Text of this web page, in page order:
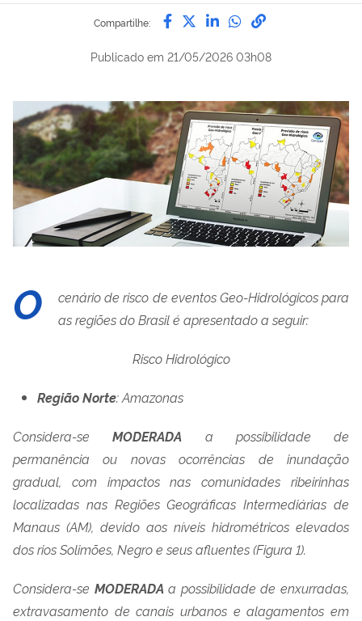
Compartilhe: Compartilhe por Facebook
Compartilhe por Twitter
Compartilhe por
Compartilhe
link para
Publicado em 21/05/2026 03h08
O
cenário de risco de eventos Geo-Hidrológicos para
as regiões do Brasil é apresentado a seguir:
Risco Hidrológico
Região Norte: Amazonas
Considera-seMODERADA a possibilidade de
permanência ou novas ocorrências de inundação
gradual, com impactos nas comunidades ribeirinhas
localizadas nas Regiões Geográficas Intermediárias de
Manaus (AM), devido aos níveis hidrométricos elevados
dos rios Solimões, Negro e seus afluentes (Figura 1).
Considera-se MODERADA a possibilidade de enxurradas,
extravasamento de canais urbanos e alagamentos em